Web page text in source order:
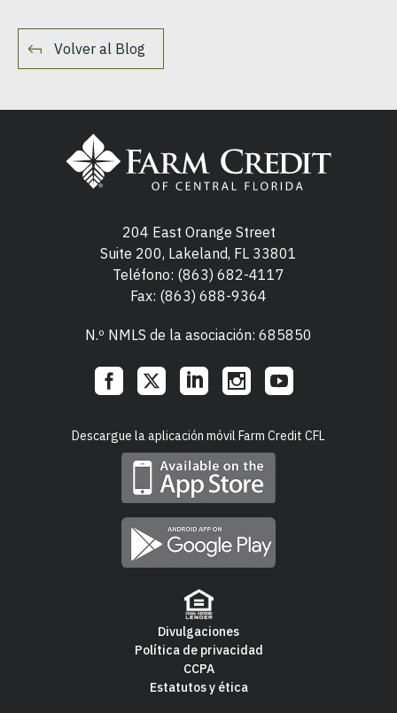
Volver al Blog
204 East Orange Street
Suite 200, Lakeland, FL 33801
Teléfono: (863) 682-4117
Fax: (863) 688-9364
N.º NMLS de la asociación: 685850
LinksDescargue la aplicación móvil Farm Credit CFL
Navigation
Divulgaciones
Política de privacidad
CCPA
Estatutos y ética